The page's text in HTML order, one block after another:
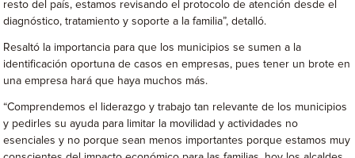
resto del país, estamos revisando el protocolo de atención desde el
diagnóstico, tratamiento y soporte a la familia”, detalló.
Resaltó la importancia para que los municipios se sumen a la
identificación oportuna de casos en empresas, pues tener un brote en
una empresa hará que haya muchos más.
“Comprendemos el liderazgo y trabajo tan relevante de los municipios
y pedirles su ayuda para limitar la movilidad y actividades no
esenciales y no porque sean menos importantes porque estamos muy